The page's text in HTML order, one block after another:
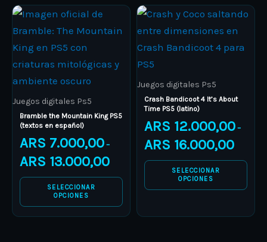
Juegos digitales Ps5
Bramble the Mountain King PS5
(textos en español)
ARS 7.000,00 –
ARS 13.000,00
ARS 7.000,00
ARS 13.000,00
SELECCIONAR
OPCIONES
This
product
has
multiple
variants.
The
options
may
be
chosen
on
product
Juegos digitales Ps5
Crash Bandicoot 4 It’s About
Time PS5 (latino)
ARS 12.000,00 –
ARS 16.000,00
Price
range:
ARS
ARS
SELECCIONAR
OPCIONES
This
product
has
multiple
variants.
The
options
may
be
chosen
product